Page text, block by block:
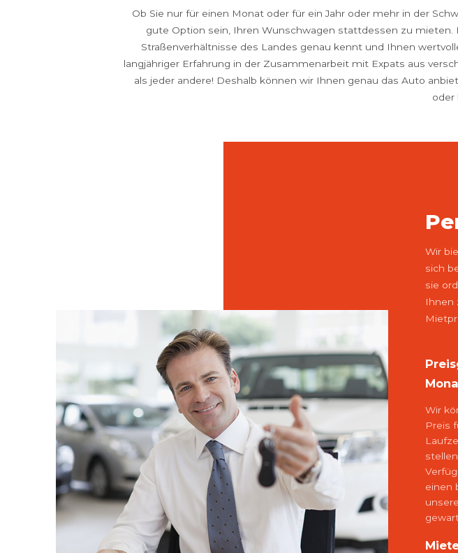
Ob Sie nur für einen Monat oder für ein Jahr oder mehr in der
gute Option sein, Ihren Wunschwagen stattdessen zu mieten.
Straßenverhältnisse des Landes genau kennt und Ihnen
langjähriger Erfahrung in der Zusammenarbeit mit Expats aus
als jeder andere! Deshalb können wir Ihnen genau das Auto
oder
Wir
sich
sie
Ihnen
Wir
Preis
einen